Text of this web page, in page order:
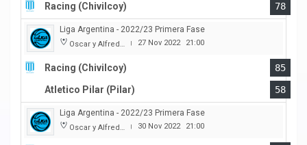
Racing (Chivilcoy)
78
Liga Argentina - 2022/23 Primera Fase
Oscar y Alfredo Barca | 27 Nov 2022 21:00
Racing (Chivilcoy)
85
Atletico Pilar (Pilar)
58
Liga Argentina - 2022/23 Primera Fase
Oscar y Alfredo Barca | 30 Nov 2022 21:00